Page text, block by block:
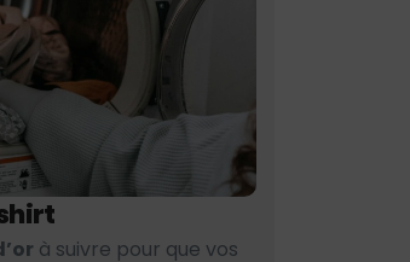
à suivre pour que vos